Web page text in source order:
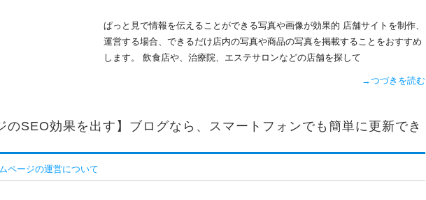
ぱっと見で情報を伝えることができる写真や画像が効果的 店舗サイトを制作、
運営する場合、できるだけ店内の写真や商品の写真を掲載することをおすすめ
します。 飲食店や、治療院、エステサロンなどの店舗を探して
→つづきを読む
のSEO効果を出す】ブログなら、スマートフォンでも簡単に更新でき
ページの運営について